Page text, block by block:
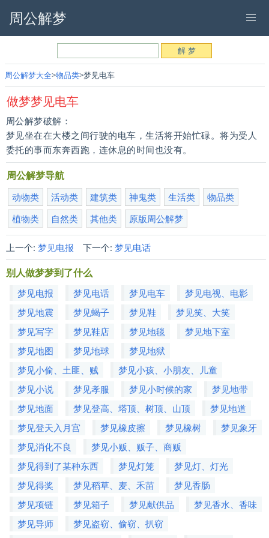
周公解梦
周公解梦大全 物品类 梦见电车
做梦梦见电车
周公解梦破解：
梦见坐在在大楼之间行驶的电车，生活将开始忙碌。将为受人
委托的事而东奔西跑，连休息的时间也没有。
周公解梦导航
动物类 活动类 建筑类 神鬼类 生活类
物品类
植物类
自然类 其他类 原版周公解梦
上一个: 梦见电报 下一个: 梦见电话
别人做梦梦到了什么
梦见电报 梦见电话 梦见电车
梦见电视、电影
梦见地震
梦见蝎子 梦见鞋
梦见笑、大笑
梦见写字
梦见鞋店 梦见地毯
梦见地下室
梦见地图
梦见地球
梦见地狱
梦见小偷、土匪、贼
梦见小孩、小朋友、儿童
梦见小说
梦见孝服 梦见小时候的家
梦见地带
梦见地面
梦见登高、塔顶、树顶、山顶
梦见地道
梦见登天入月宫
梦见橡皮擦 梦见橡树
梦见象牙
梦见消化不良
梦见小贩、贩子、商贩
梦见得到了某种东西
梦见灯笼
梦见灯、灯光
梦见得奖
梦见稻草、麦、禾苗
梦见香肠
梦见项链
梦见箱子 梦见献供品
梦见香水、香味
梦见导师
梦见盗窃、偷窃、扒窃